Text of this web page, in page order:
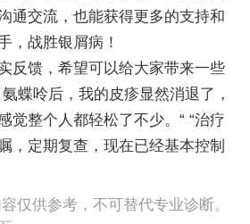
通交流，也能获得更多的支持和
，战胜银屑病！
反馈，希望可以给大家带来一些
蝶呤后，我的皮疹显然消退了，
觉整个人都轻松了不少。“ “治疗
，定期复查，现在已经基本控制
仅供参考，不可替代专业诊断。